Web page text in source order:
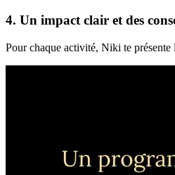
4. Un impact clair et des
Pour chaque activité, Niki te présente